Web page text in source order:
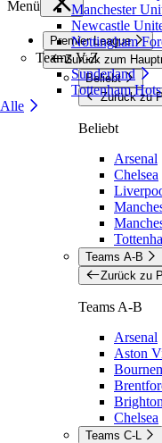
Manchester
Newcastle
Nottingham
Teams V-Z
Sunderland
Tottenham
Alle
Menü
Premier League
Zurück zum
Beliebt
Zurück zu
Beliebt
Arsenal
Chelsea
Teams A-B
Zurück zu
Teams A-B
Arsenal
Aston
Chelsea
Teams C-L